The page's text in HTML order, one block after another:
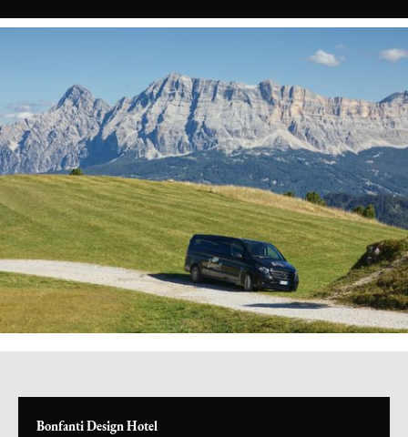
Bonfanti Design Hotel